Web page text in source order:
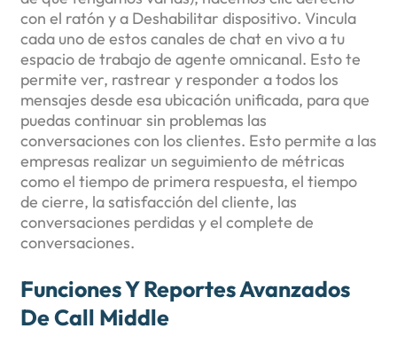
con el ratón y a Deshabilitar dispositivo. Vincula
cada uno de estos canales de chat en vivo a tu
espacio de trabajo de agente omnicanal. Esto te
permite ver, rastrear y responder a todos los
mensajes desde esa ubicación unificada, para que
puedas continuar sin problemas las
conversaciones con los clientes. Esto permite a las
empresas realizar un seguimiento de métricas
como el tiempo de primera respuesta, el tiempo
de cierre, la satisfacción del cliente, las
conversaciones perdidas y el complete de
conversaciones.
Funciones Y Reportes Avanzados
De Call Middle